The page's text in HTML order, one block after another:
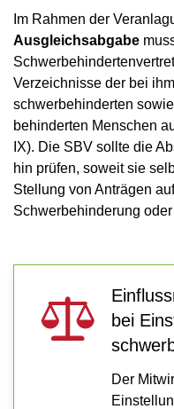
Im Rahmen der
Ausgleichsabgabe
Verzeichnisse der bei
schwerbehinderten
behinderten Menschen
IX). Die SBV sollte die
hin prüfen, soweit sie
Stellung von Anträgen
Schwerbehinderung
bei
Der